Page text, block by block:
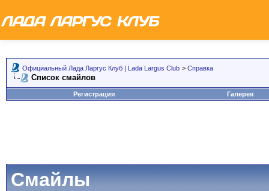
Официальный Лада Ларгус Клуб | Lada Largus Club > Справка
Список смайлов
Регистрация Галерея
Смайлы